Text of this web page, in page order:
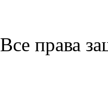
Все права